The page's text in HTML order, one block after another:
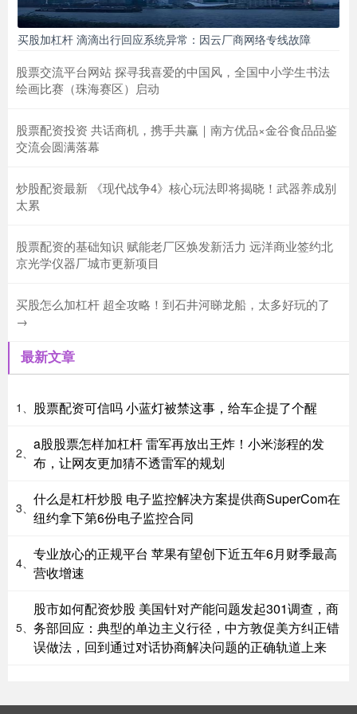
买股加杠杆 滴滴出行回应系统异常：因云厂商网络专线故障
股票交流平台网站 探寻我喜爱的中国风，全国中小学生书法
绘画比赛（珠海赛区）启动
股票配资投资 共话商机，携手共赢｜南方优品×金谷食品品鉴
交流会圆满落幕
炒股配资最新 《现代战争4》核心玩法即将揭晓！武器养成别
太累
股票配资的基础知识 赋能老厂区焕发新活力 远洋商业签约北
京光学仪器厂城市更新项目
买股怎么加杠杆 超全攻略！到石井河睇龙船，太多好玩的了
→
最新文章
1、 股票配资可信吗 小蓝灯被禁这事，给车企提了个醒
2、
a股股票怎样加杠杆 雷军再放出王炸！小米澎程的发
布，让网友更加猜不透雷军的规划
3、
什么是杠杆炒股 电子监控解决方案提供商SuperCom在
纽约拿下第6份电子监控合同
4、
专业放心的正规平台 苹果有望创下近五年6月财季最高
营收增速
5、
股市如何配资炒股 美国针对产能问题发起301调查，商
务部回应：典型的单边主义行径，中方敦促美方纠正错
误做法，回到通过对话协商解决问题的正确轨道上来